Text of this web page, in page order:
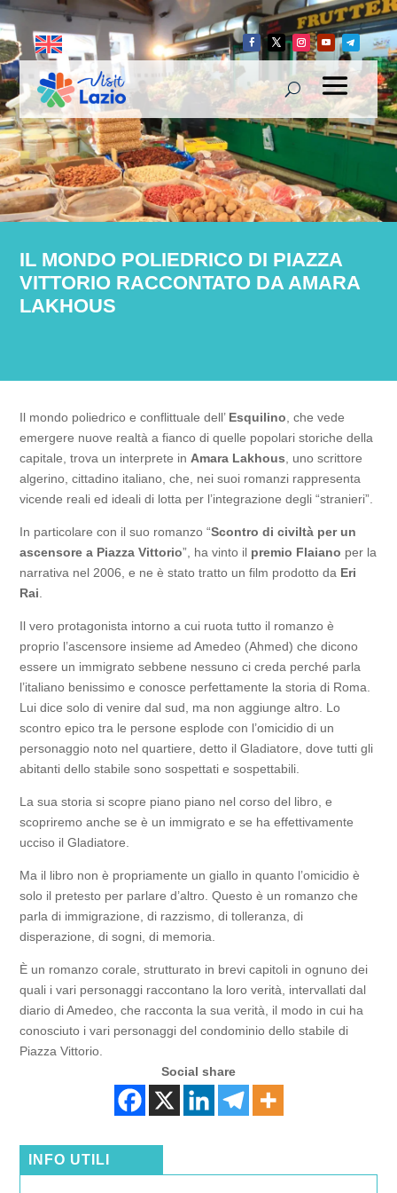
IL MONDO POLIEDRICO DI PIAZZA
VITTORIO RACCONTATO DA AMARA
LAKHOUS
Il mondo poliedrico e conflittuale dell’ Esquilino , che vede
emergere nuove realtà a fianco di quelle popolari storiche della
capitale, trova un interprete in Amara Lakhous , uno scrittore
algerino, cittadino italiano, che, nei suoi romanzi rappresenta
vicende reali ed ideali di lotta per l’integrazione degli “stranieri”.
In particolare con il suo romanzo “Scontro di civiltà per un
ascensore a Piazza Vittorio”, ha vinto il premio Flaiano per la
narrativa nel 2006, e ne è stato tratto un film prodotto da Eri
Rai
Il vero protagonista intorno a cui ruota tutto il romanzo è
proprio l’ascensore insieme ad Amedeo (Ahmed) che dicono
essere un immigrato sebbene nessuno ci creda perché parla
l’italiano benissimo e conosce perfettamente la storia di Roma.
Lui dice solo di venire dal sud, ma non aggiunge altro. Lo
scontro epico tra le persone esplode con l’omicidio di un
personaggio noto nel quartiere, detto il Gladiatore, dove tutti gli
abitanti dello stabile sono sospettati e sospettabili.
La sua storia si scopre piano piano nel corso del libro, e
scopriremo anche se è un immigrato e se ha effettivamente
ucciso il Gladiatore.
Ma il libro non è propriamente un giallo in quanto l’omicidio è
solo il pretesto per parlare d’altro. Questo è un romanzo che
parla di immigrazione, di razzismo, di tolleranza, di
disperazione, di sogni, di memoria.
È un romanzo corale, strutturato in brevi capitoli in ognuno dei
quali i vari personaggi raccontano la loro verità, intervallati dal
diario di Amedeo, che racconta la sua verità, il modo in cui ha
conosciuto i vari personaggi del condominio dello stabile di
Piazza Vittorio.
Social share
INFO UTILI